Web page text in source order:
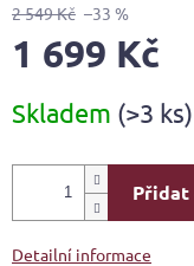
2 549 Kč –33 %
1 699 Kč
cena:
Skladem (>3 ks)
Přidat
Detailní informace